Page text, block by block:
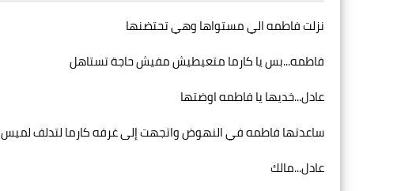
نزلت فاطمه الي مستواها وهي تحتضنها
فاطمه...بس يا كارما متعيطيش مفيش حاجة تستاهل
عادل...خديها يا فاطمه اوضتها
ساعدتها فاطمه في النهوض واتجهت إلى غرفه كارما لتدلف
عادل...مالك